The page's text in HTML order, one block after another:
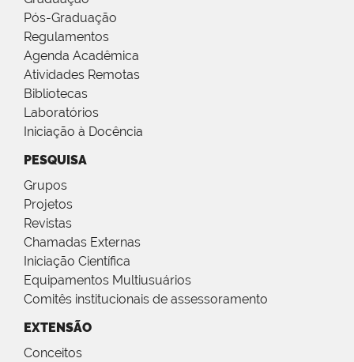
Pós-Graduação
Regulamentos
Agenda Acadêmica
Atividades Remotas
Bibliotecas
Laboratórios
Iniciação à Docência
PESQUISA
Grupos
Projetos
Revistas
Chamadas Externas
Iniciação Científica
Equipamentos Multiusuários
Comitês institucionais de assessoramento
EXTENSÃO
Conceitos